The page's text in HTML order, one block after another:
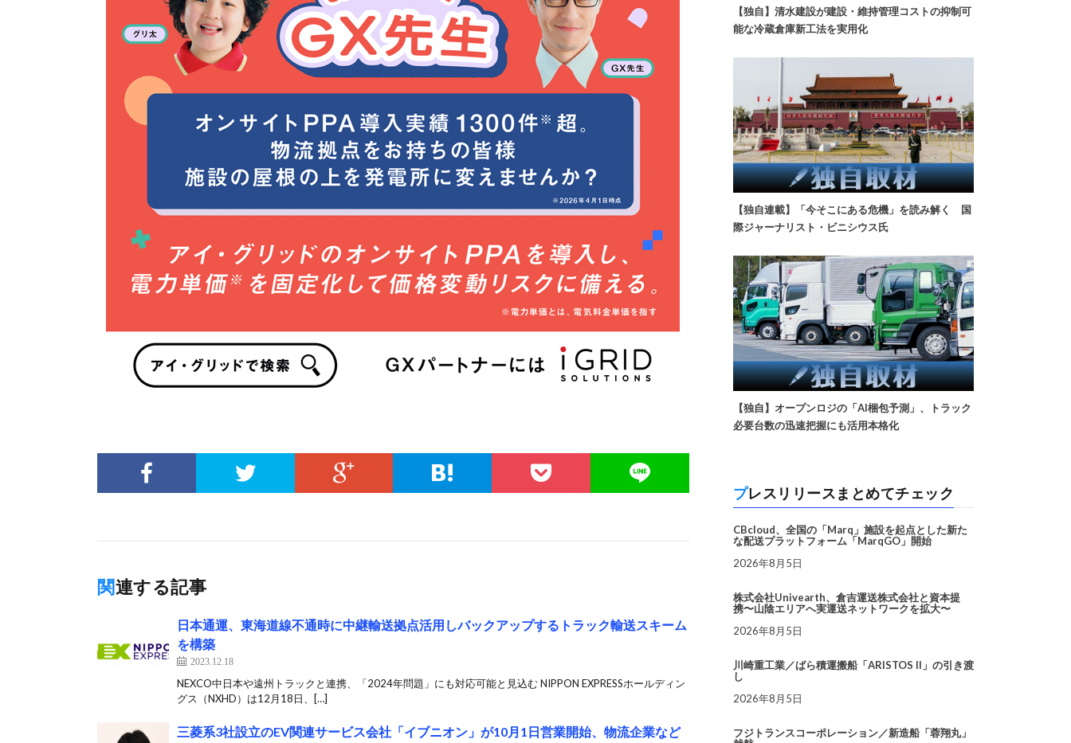
関連する記事
日本通運、東海道線不通時に中継輸送拠点活用しバックアップするトラック輸送スキーム
を構築
2023.12.18
NEXCO中日本や遠州トラックと連携、「2024年問題」にも対応可能と見込む NIPPON EXPRESSホールディン
グス（NXHD）は12月18日、[…]
三菱系3社設立のEV関連サービス会社「イブニオン」が10月1日営業開始、物流企業など
【独自】清水建設が建設・維持管理コストの抑制可
能な冷蔵倉庫新工法を実用化
【独自連載】「今そこにある危機」を読み解く 国
際ジャーナリスト・ビニシウス氏
【独自】オープンロジの「AI梱包予測」、トラック
必要台数の迅速把握にも活用本格化
プレスリリースまとめてチェック
CBcloud、全国の「Marq」施設を起点とした新た
な配送プラットフォーム「MarqGO」開始
2026年8月5日
株式会社Univearth、倉吉運送株式会社と資本提
携〜山陰エリアへ実運送ネットワークを拡大〜
2026年8月5日
川崎重工業／ばら積運搬船「ARISTOS II」の引き渡
し
2026年8月5日
フジトランスコーポレーション／新造船「蓉翔丸」